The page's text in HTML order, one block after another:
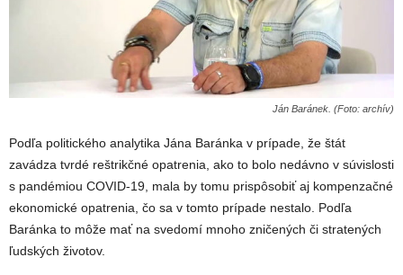
Ján Baránek. (Foto: archív)
Podľa politického analytika Jána Baránka v prípade, že štát
zavádza tvrdé reštrikčné opatrenia, ako to bolo nedávno v súvislosti
s pandémiou COVID-19, mala by tomu prispôsobiť aj kompenzačné
ekonomické opatrenia, čo sa v tomto prípade nestalo. Podľa
Baránka to môže mať na svedomí mnoho zničených či stratených
ľudských životov.